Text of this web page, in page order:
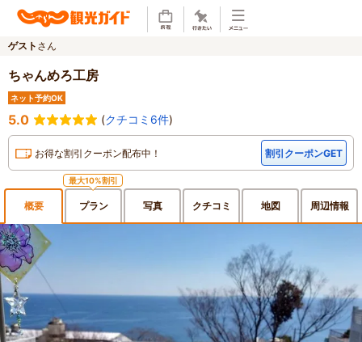
ゲスト さん
ちゃんめろ工房
ネット予約OK
5.0 (クチコミ6件)
お得な割引クーポン配布中！ 割引クーポンGET
概要
最大10%割引
プラン 写真 クチコミ 地図 周辺情報